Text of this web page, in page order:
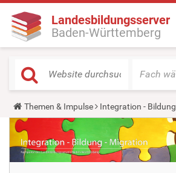
Landesbildungsserver
Baden-Württemberg
Fach
Y
o
u
a
r
e
h
Themen & Impulse Integration -